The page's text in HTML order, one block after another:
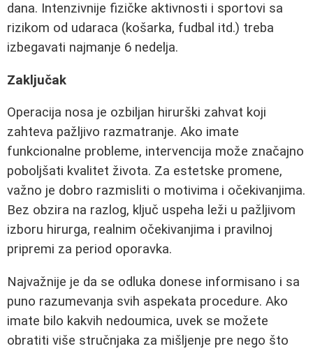
dana. Intenzivnije fizičke aktivnosti i sportovi sa
rizikom od udaraca (košarka, fudbal itd.) treba
izbegavati najmanje 6 nedelja.
Zaključak
Operacija nosa je ozbiljan hirurški zahvat koji
zahteva pažljivo razmatranje. Ako imate
funkcionalne probleme, intervencija može značajno
poboljšati kvalitet života. Za estetske promene,
važno je dobro razmisliti o motivima i očekivanjima.
Bez obzira na razlog, ključ uspeha leži u pažljivom
izboru hirurga, realnim očekivanjima i pravilnoj
pripremi za period oporavka.
Najvažnije je da se odluka donese informisano i sa
puno razumevanja svih aspekata procedure. Ako
imate bilo kakvih nedoumica, uvek se možete
obratiti više stručnjaka za mišljenje pre nego što